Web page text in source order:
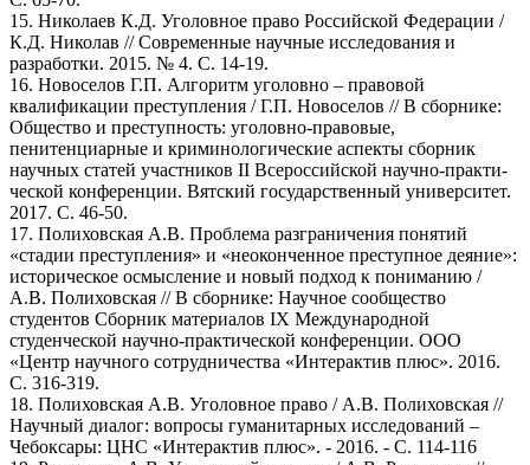
15. Николаев К.Д. Уголовное право Российской Федерации /
К.Д. Николав // Современные научные исследования и
разработки. 2015. № 4. С. 14-19.
16. Новоселов Г.П. Алгоритм уголовно – правовой
квалификации преступления / Г.П. Новоселов // В сборнике:
Общество и преступность: уголовно-правовые,
пенитенциарные и криминологические аспекты сборник
научных статей участников II Всероссийской научно-практи­
ческой конференции. Вятский государственный университет.
2017. С. 46-50.
17. Полиховская А.В. Проблема разграничения понятий
«стадии преступления» и «неоконченное преступное деяние»:
историческое осмысление и новый подход к пониманию /
А.В. Полиховская // В сборнике: Научное сообщество
студентов Сборник материалов IX Международной
студенческой научно-практической конференции. ООО
«Центр научного сотрудничества «Интерактив плюс». 2016.
С. 316-319.
18. Полиховская А.В. Уголовное право / А.В. Полиховская //
Научный диалог: вопросы гуманитарных исследований –
Чебоксары: ЦНС «Интерактив плюс». - 2016. - С. 114-116